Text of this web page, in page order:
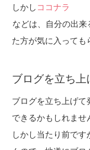
しかし ココナラ
などは、自分の出
た方が気に入っても
ブログを立ち上
ブログを立ち上げ
できるかもしれませ
しかし当たり前で